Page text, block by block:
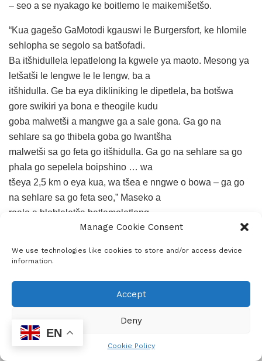
Manage Cookie Consent
We use technologies like cookies to store and/or access device
information.
Accept
Deny
Cookie Policy
– seo a se nyakago ke boitlemo le maikemišetšo.
“Kua gagešo GaMotodi kgauswi le Burgersfort, ke hlomile
sehlopha se segolo sa batšofadi.
Ba itšhidullela lepatlelong la kgwele ya maoto. Mesong ya
letšatši le lengwe le le lengw, ba a
itšhidulla. Ge ba eya dikliniking le dipetlela, ba botšwa
gore swikiri ya bona e theogile kudu
goba malwetši a mangwe ga a sale gona. Ga go na
sehlare sa go thibela goba go lwantšha
malwetši sa go feta go itšhidulla. Ga go na sehlare sa go
phala go sepelela boipshino … wa
tšeya 2,5 km o eya kua, wa tšea e nngwe o bowa – ga go
na sehlare sa go feta seo,” Maseko a
realo a hlohleletša batlamoletlong.
lokela ka tlase ga lehwafa la Kgoro ya
beilego ka tlase ga lehwafa la
Kgoro. Re šomišana le Kgoro ya Tlhabollo ya Leago. Ka
a dipapadi, re tla bona gore na re ka le thuša bjang gore le
phele le fodile. Lena tšwelang pele
EN
ADVERTISEMENT